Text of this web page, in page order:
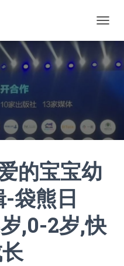
换
导
航
的宝宝幼
袋熊日
,0-2岁,快